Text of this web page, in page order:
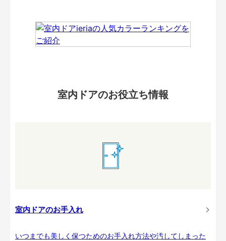
室内ドアのお役立ち情報
室内ドアのお手入れ
いつまでも美しく保つためのお手入れ方法や汚してしまった